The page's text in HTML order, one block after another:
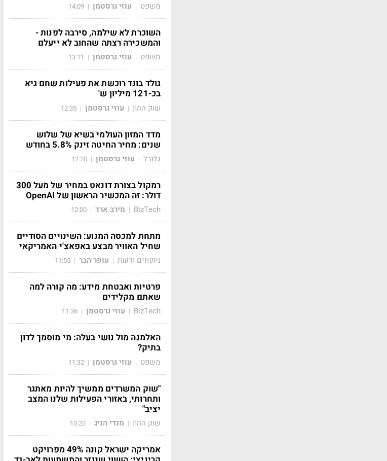
משפט | עוזי גרסטמן |
14:09
השוכרת לא שילמה, סירבה לפנות -
והמשכירה רצתה שהחוב לא ייעלם
משפט | עוזי גרסטמן |
13:11
גולד בונד רוכשת את פעילות שחם גיא
בכ-121 מיליון ש'
שוק ההון | עוזי גרסטמן |
12:35
מדד המזון העולמי בשיא של שלוש
שנים: מחיר החיטה זינק 5.8% בחודש
גלובל | עוזי גרסטמן |
12:20
רמקול בצורת דונאט במחיר של מעל 300
דולר: זה המכשיר הראשון של OpenAI
BizTech
| מירב ארד |
12:00
מתחת למכסה המנוע: השינויים הסודיים
שחיל האוויר מבצע באפאצ'י האמריקאי
ניתוחים ודעות | עופר הבר |
11:55
פרטיות ואבטחת מידע: מה קורה למה
שאתם מקלידים
BizTech
| עוזי גרסטמן |
11:36
האלמנה מול נושי בעלה: מי מוסמך לדון
בתיק?
משפט | עוזי גרסטמן |
11:32
"שוק המשרדים ממשיך להיות מאתגר
ותחרותי, באזורי הפעילות שלנו המצב
יציב"
שוק ההון | מנדי הניג |
10:22
אמריקה ישראל קונה 49% מפרויקט